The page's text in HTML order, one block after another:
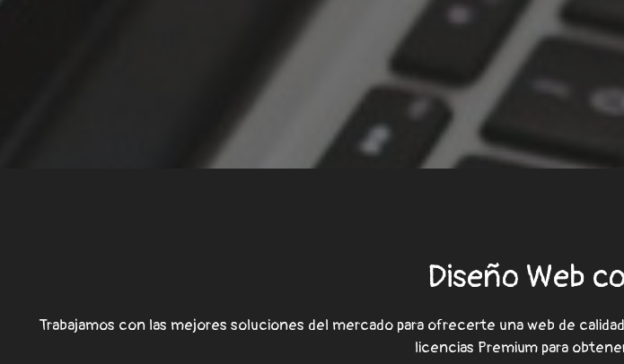
Diseño Web
Trabajamos con las mejores soluciones del mercado para ofrecerte una web de
licencias Premium para